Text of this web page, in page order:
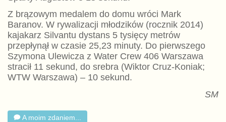
Z brązowym medalem do domu wróci Mark
Baranov. W rywalizacji młodzików (rocznik 2014)
kajakarz Silvantu dystans 5 tysięcy metrów
przepłynął w czasie 25,23 minuty. Do pierwszego
Szymona Ulewicza z Water Crew 406 Warszawa
stracił 11 sekund, do srebra (Wiktor Cruz-Koniak;
WTW Warszawa) – 10 sekund.
SM
A moim zdaniem...